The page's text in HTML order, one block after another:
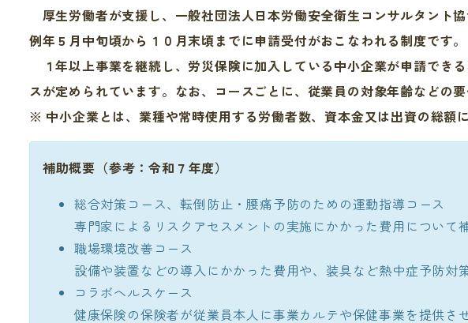
厚生労働者が支援し、一般社団法人日本労働安全衛生コンサルタント
例年５月中旬頃から１０月末頃までに申請受付がおこなわれる制度です。
１年以上事業を継続し、労災保険に加入している中小企業が申請でき
スが定められています。なお、コースごとに、従業員の対象年齢などの
※ 中小企業とは、業種や常時使用する労働者数、資本金又は出資の総額
補助概要（参考：令和７年度）
総合対策コース、転倒防止・腰痛予防のための運動指導コース
専門家によるリスクアセスメントの実施にかかった費用について
職場環境改善コース
設備や装置などの導入にかかった費用や、装具など熱中症予防対
コラボヘルスケース
健康保険の保険者が従業員本人に事業カルテや保健事業を提供さ